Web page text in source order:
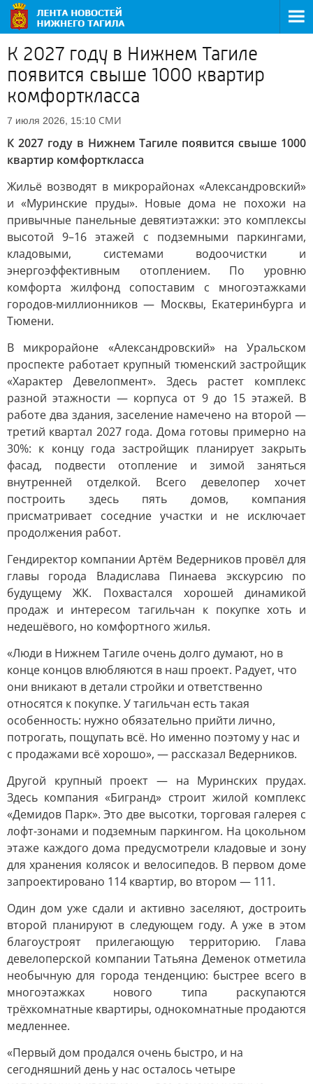
К 2027 году в Нижнем Тагиле
появится свыше 1000 квартир
комфорткласса
7 июля 2026, 15:10 СМИ
К 2027 году в Нижнем Тагиле появится свыше 1000
квартир комфорткласса
Жильё возводят в микрорайонах «Александровский»
и «Муринские пруды». Новые дома не похожи на
привычные панельные девятиэтажки: это комплексы
высотой 9–16 этажей с подземными паркингами,
кладовыми, системами водоочистки и
энергоэффективным отоплением. По уровню
комфорта жилфонд сопоставим с многоэтажками
городов-миллионников — Москвы, Екатеринбурга и
Тюмени.
В микрорайоне «Александровский» на Уральском
проспекте работает крупный тюменский застройщик
«Характер Девелопмент». Здесь растет комплекс
разной этажности — корпуса от 9 до 15 этажей. В
работе два здания, заселение намечено на второй —
третий квартал 2027 года. Дома готовы примерно на
30%: к концу года застройщик планирует закрыть
фасад, подвести отопление и зимой заняться
внутренней отделкой. Всего девелопер хочет
построить здесь пять домов, компания
присматривает соседние участки и не исключает
продолжения работ.
Гендиректор компании Артём Ведерников провёл для
главы города Владислава Пинаева экскурсию по
будущему ЖК. Похвастался хорошей динамикой
продаж и интересом тагильчан к покупке хоть и
недешёвого, но комфортного жилья.
«Люди в Нижнем Тагиле очень долго думают, но в
конце концов влюбляются в наш проект. Радует, что
они вникают в детали стройки и ответственно
относятся к покупке. У тагильчан есть такая
особенность: нужно обязательно прийти лично,
потрогать, пощупать всё. Но именно поэтому у нас и
с продажами всё хорошо», — рассказал Ведерников.
Другой крупный проект — на Муринских прудах.
Здесь компания «Бигранд» строит жилой комплекс
«Демидов Парк». Это две высотки, торговая галерея с
лофт-зонами и подземным паркингом. На цокольном
этаже каждого дома предусмотрели кладовые и зону
для хранения колясок и велосипедов. В первом доме
запроектировано 114 квартир, во втором — 111.
Один дом уже сдали и активно заселяют, достроить
второй планируют в следующем году. А уже в этом
благоустроят прилегающую территорию. Глава
девелоперской компании Татьяна Деменок отметила
необычную для города тенденцию: быстрее всего в
многоэтажках нового типа раскупаются
трёхкомнатные квартиры, однокомнатные продаются
медленнее.
«Первый дом продался очень быстро, и на
сегодняшний день у нас осталось четыре